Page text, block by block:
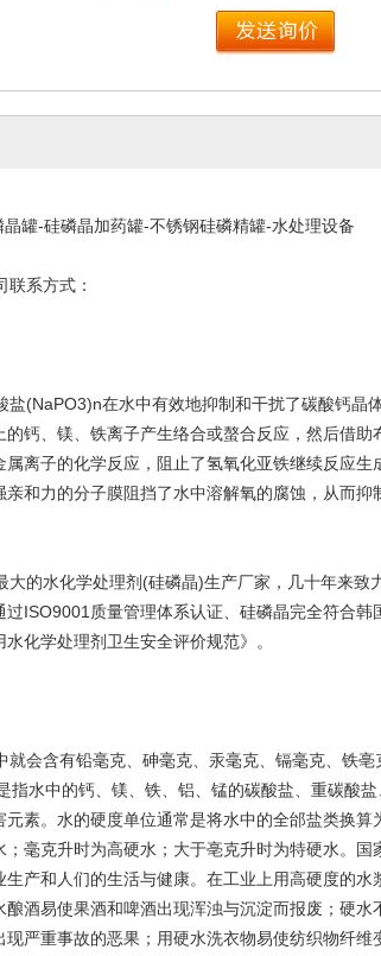
罐-硅磷晶加药罐-不锈钢硅磷精罐-水处理设备
系方式：
(NaPO3)n在水中有效地抑制和干扰了碳酸钙晶
钙、镁、铁离子产生络合或螯合反应，然后借
离子的化学反应，阻止了氢氧化亚铁继续反应
强亲和力的分子膜阻挡了水中溶解氧的
的水化学处理剂(硅磷晶)生产厂家，几十年来致
ISO9001质量管理体系认证、硅磷晶完全符合
化学处理剂卫生安全评价规范》。
会含有铅毫克、砷毫克、汞毫克、镉毫克、铁亳
指水中的钙、镁、铁、铝、锰的碳酸盐、重碳酸
元素。水的硬度单位通常是将水中的全邰盐类换
毫克升时为高硬水；大于亳克升时为特硬水。
产和人们的生活与健康。在工业上用高硬度的
酿酒易使果酒和啤酒出现浑浊与沉淀而报废；硬
严重事故的恶果；用硬水洗衣物易使纺织物纤